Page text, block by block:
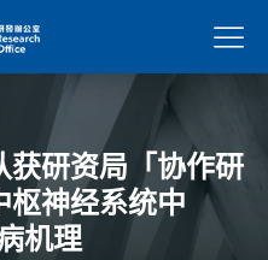
菜单
研资局「协作研
枢神经系统中
机理